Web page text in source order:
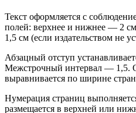
Текст оформляется с
полей: верхнее и нижнее — 2
1,5 см (если издательством не
Абзацный отступ
Межстрочный интервал — 1,5.
выравнивается по ширине
Нумерация страниц
размещается в верхней или